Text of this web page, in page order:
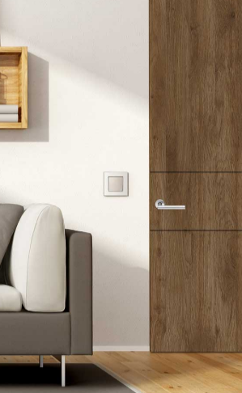
Kroma se centran en la función